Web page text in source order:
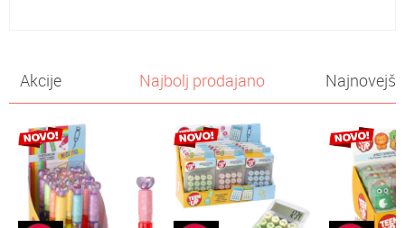
Akcije Najbolj prodajano Najnovejše